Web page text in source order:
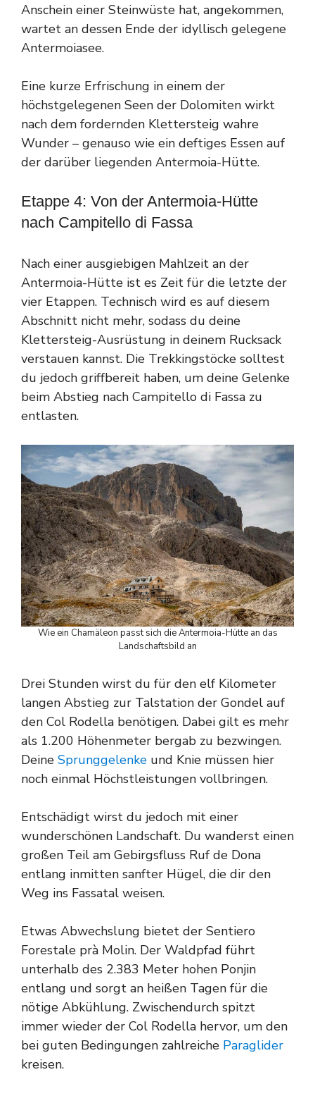
Anschein einer Steinwüste hat, angekommen,
wartet an dessen Ende der idyllisch gelegene
Antermoiasee.
Eine kurze Erfrischung in einem der
höchstgelegenen Seen der Dolomiten wirkt
nach dem fordernden Klettersteig wahre
Wunder – genauso wie ein deftiges Essen auf
der darüber liegenden Antermoia-Hütte.
Etappe 4: Von der Antermoia-Hütte
nach Campitello di Fassa
Nach einer ausgiebigen Mahlzeit an der
Antermoia-Hütte ist es Zeit für die letzte der
vier Etappen. Technisch wird es auf diesem
Abschnitt nicht mehr, sodass du deine
Klettersteig-Ausrüstung in deinem Rucksack
verstauen kannst. Die Trekkingstöcke solltest
du jedoch griffbereit haben, um deine Gelenke
beim Abstieg nach Campitello di Fassa zu
entlasten.
Wie ein Chamäleon passt sich die Antermoia-Hütte an das
Landschaftsbild an
Drei Stunden wirst du für den elf Kilometer
langen Abstieg zur Talstation der Gondel auf
den Col Rodella benötigen. Dabei gilt es mehr
als 1.200 Höhenmeter bergab zu bezwingen.
Deine Sprunggelenke und Knie müssen hier
noch einmal Höchstleistungen vollbringen.
Entschädigt wirst du jedoch mit einer
wunderschönen Landschaft. Du wanderst einen
großen Teil am Gebirgsfluss Ruf de Dona
entlang inmitten sanfter Hügel, die dir den
Weg ins Fassatal weisen.
Etwas Abwechslung bietet der Sentiero
Forestale prà Molin. Der Waldpfad führt
unterhalb des 2.383 Meter hohen Ponjin
entlang und sorgt an heißen Tagen für die
nötige Abkühlung. Zwischendurch spitzt
immer wieder der Col Rodella hervor, um den
bei guten Bedingungen zahlreiche Paraglider
kreisen.